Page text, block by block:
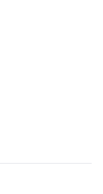
270x300mm